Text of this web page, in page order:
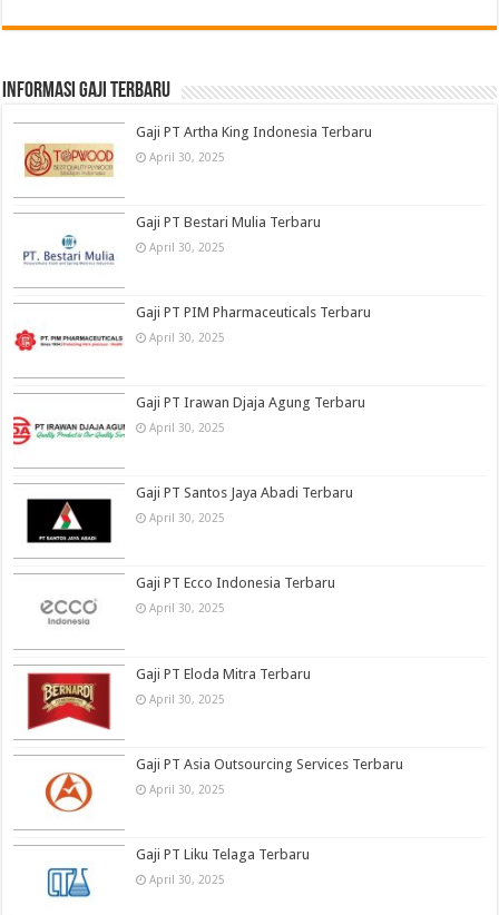
informasi gaji terbaru
Gaji PT Artha King Indonesia Terbaru
April 30, 2025
Gaji PT Bestari Mulia Terbaru
April 30, 2025
Gaji PT PIM Pharmaceuticals Terbaru
April 30, 2025
Gaji PT Irawan Djaja Agung Terbaru
April 30, 2025
Gaji PT Santos Jaya Abadi Terbaru
April 30, 2025
Gaji PT Ecco Indonesia Terbaru
April 30, 2025
Gaji PT Eloda Mitra Terbaru
April 30, 2025
Gaji PT Asia Outsourcing Services Terbaru
April 30, 2025
Gaji PT Liku Telaga Terbaru
April 30, 2025